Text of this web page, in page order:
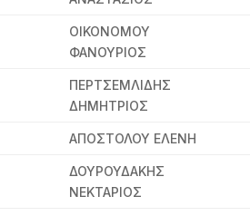
ΟΙΚΟΝΟΜΟΥ
ΦΑΝΟΥΡΙΟΣ
ΠΕΡΤΣΕΜΛΙΔΗΣ
ΔΗΜΗΤΡΙΟΣ
ΑΠΟΣΤΟΛΟΥ ΕΛΕΝΗ
ΔΟΥΡΟΥΔΑΚΗΣ
ΝΕΚΤΑΡΙΟΣ